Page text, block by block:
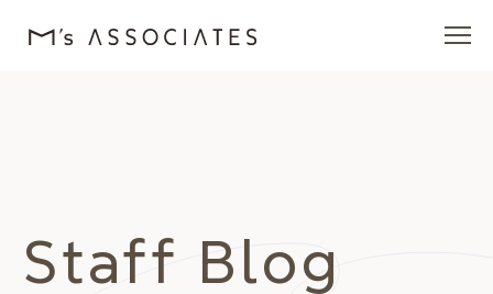
エムズを愛する人たち
Staff Blog